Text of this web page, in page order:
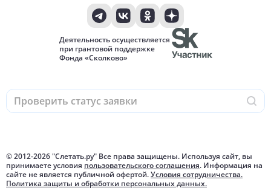
Деятельность осуществляется
при грантовой поддержке
Фонда «Сколково»
© 2012-2026"Слетать.ру" Все права защищены. Используя сайт, вы
принимаете условия пользовательского соглашения. Информация на
сайте не является публичной офертой.Условия сотрудничества.
Политика защиты и обработки персональных данных.